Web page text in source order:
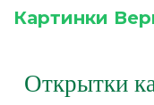
Картинки
Открытки